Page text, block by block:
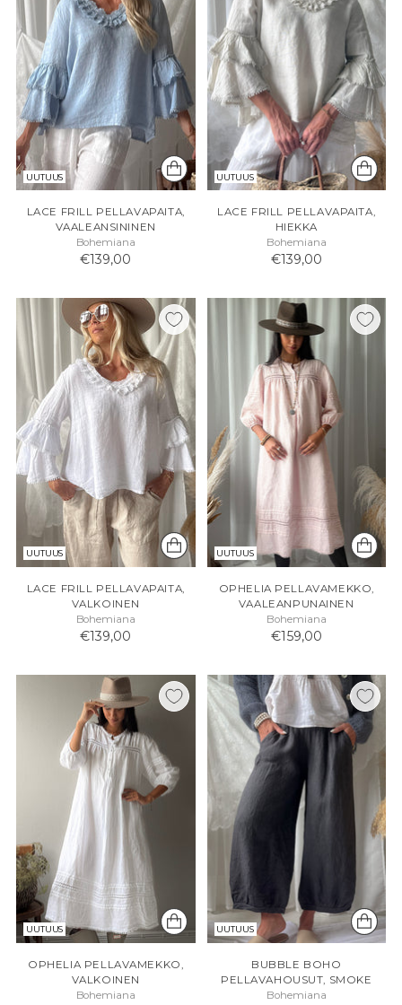
UUTUUS
LACE FRILL PELLAVAPAITA,
VAALEANSININEN
Bohemiana
€139,00
UUTUUS
LACE FRILL PELLAVAPAITA,
HIEKKA
Bohemiana
€139,00
UUTUUS
LACE FRILL PELLAVAPAITA,
VALKOINEN
Bohemiana
€139,00
UUTUUS
OPHELIA PELLAVAMEKKO,
VAALEANPUNAINEN
Bohemiana
€159,00
UUTUUS
OPHELIA PELLAVAMEKKO,
VALKOINEN
Bohemiana
UUTUUS
BUBBLE BOHO
PELLAVAHOUSUT, SMOKE
Bohemiana